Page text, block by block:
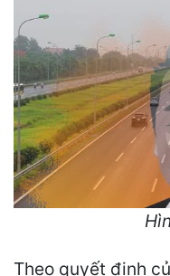
Theo quyết định